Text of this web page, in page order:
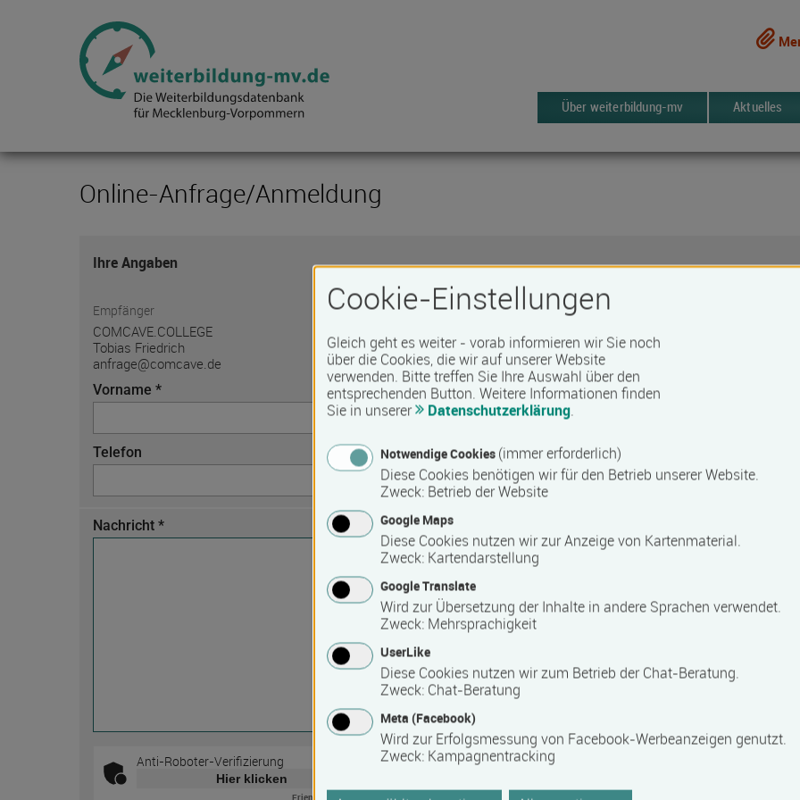
Über weiterbildung-mv Aktuelles
Online-Anfrage/Anmeldung
Ihre Angaben
Empfänger
COMCAVE.COLLEGE
Tobias Friedrich
anfrage@comcave.de
Vorname * Nachname *
Telefon
Nachricht *
Anti-Roboter-Verifizierung
Hier klicken
Friendly
Cookie-Einstellungen
Gleich geht es weiter - vorab informieren wir Sie noch
über die Cookies, die wir auf unserer Website
verwenden. Bitte treffen Sie Ihre Auswahl über den
entsprechenden Button. Weitere Informationen finden
Sie in unserer
Datenschutzerklärung.
Notwendige Cookies (immer erforderlich)
Diese Cookies benötigen wir für den Betrieb unserer Website.
Zweck: Betrieb der Website
Google Maps
Diese Cookies nutzen wir zur Anzeige von Kartenmaterial.
Zweck: Kartendarstellung
Google Translate
Wird zur Übersetzung der Inhalte in andere Sprachen verwendet.
Zweck: Mehrsprachigkeit
UserLike
Diese Cookies nutzen wir zum Betrieb der Chat-Beratung.
Zweck: Chat-Beratung
Meta (Facebook)
Wird zur Erfolgsmessung von Facebook-Werbeanzeigen genutzt.
Zweck: Kampagnentracking